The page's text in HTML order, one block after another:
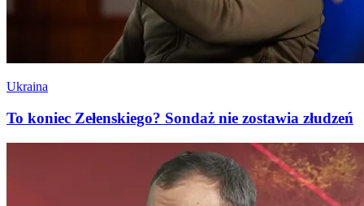
Ukraina
To koniec Zełenskiego? Sondaż nie zostawia złudzeń